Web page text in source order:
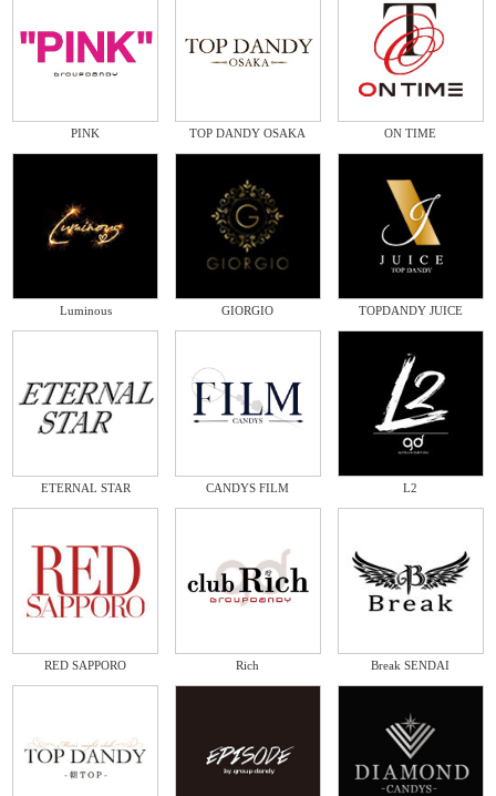
PINK TOP DANDY OSAKA ON TIME
Luminous GIORGIO TOPDANDY JUICE
ETERNAL STAR CANDYS FILM L2
RED SAPPORO Rich Break SENDAI